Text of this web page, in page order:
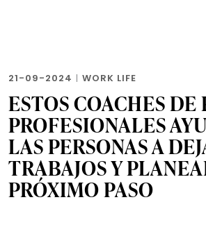
21-09-2024 | WORK LIFE
ESTOS COACHES DE
PROFESIONALES
LAS PERSONAS A
TRABAJOS Y
PRÓXIMO PASO